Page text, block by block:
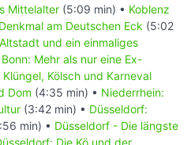
Mittelalter (5:09 min) • Koblenz
am Deutschen Eck (5:02
und ein einmaliges
Bonn: Mehr als nur eine Ex-
Klüngel, Kölsch und Karneval
Dom (4:35 min) • Niederrhein:
(3:42 min) • Düsseldorf:
min) • Düsseldorf - Die längste
Die Kö und der